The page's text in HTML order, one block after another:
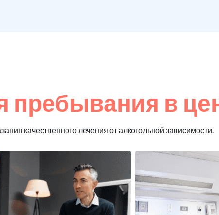
пребывания в
качественного лечения от алкогольной зависимости.